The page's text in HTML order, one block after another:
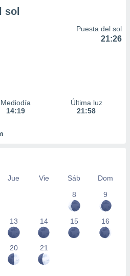
sol
Puesta del sol
21:26
Mediodía
14:19
Última luz
21:58
Jue Vie Sáb
Dom
8
9
13 14 15 16
20 21